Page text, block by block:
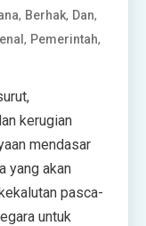
, Berhak, Dan,
, Pemerintah,
kerugian
mendasar
yang akan
pasca-
untuk